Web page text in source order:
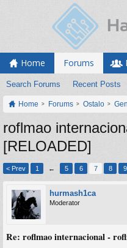
Home Forums
Search Forums Recent Posts
Home Forums Ostalo
roflmao
[RELOADED]
< Prev 1 ← 5 6 7 8 9
hurmash1ca
Moderator
Re: roflmao internacional -